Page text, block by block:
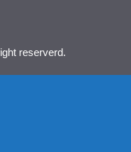
reserverd.